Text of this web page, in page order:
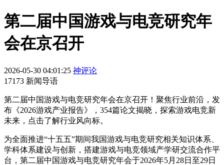
第二届中国游戏与电竞研究年
会在京召开
2026-05-30 04:01:25 神评论
17173 新闻导语
第二届中国游戏与电竞研究年会在京召开！聚焦行业前沿，发
布《2026游戏产业报告》，354篇论文揭晓，探索游戏电竞新
未来，点击了解行业风向标。
为全面推进“十五五”期间我国游戏与电竞研究相关知识体系、
学科体系建设与创新，搭建游戏与电竞领域产学研交流合作平
台，第二届中国游戏与电竞研究年会于2026年5月28日至29日